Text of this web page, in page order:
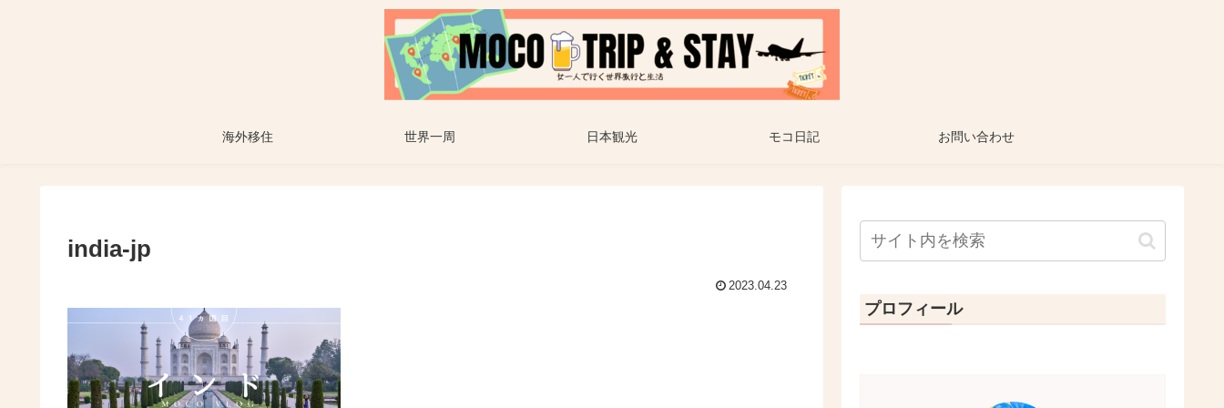
海外移住 世界一周 日本観光 モコ日記 お問い合わせ
india-jp
2023.04.23
プロフィール